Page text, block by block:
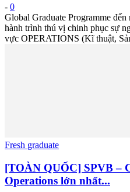
- 0
Global Graduate Programme
hành trình thú vị chinh phục sự
vực OPERATIONS (Kĩ thuật,
Fresh graduate
[TOÀN QUỐC] SPVB –
Operations lớn nhất...